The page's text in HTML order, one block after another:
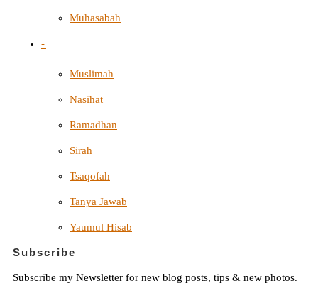
Muhasabah
-
Muslimah
Nasihat
Ramadhan
Sirah
Tsaqofah
Tanya Jawab
Yaumul Hisab
Subscribe
Subscribe my Newsletter for new blog posts, tips & new photos.